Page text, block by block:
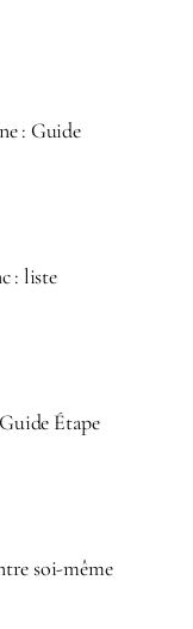
: Guide
: liste
Étape
soi-même